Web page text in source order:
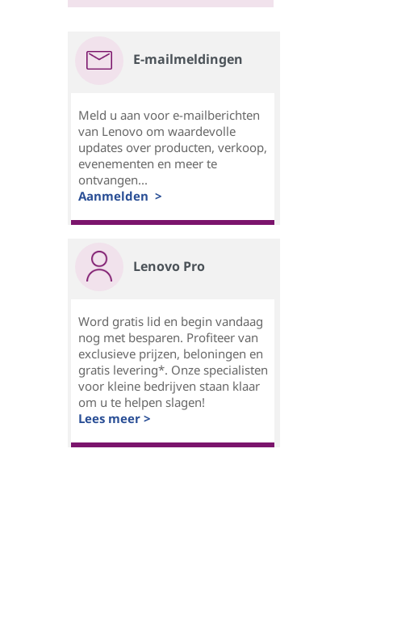
E-mailmeldingen
Meld u aan voor e-mailberichten
van Lenovo om waardevolle
updates over producten, verkoop,
evenementen en meer te
ontvangen...
Aanmelden >
Lenovo Pro
Word gratis lid en begin vandaag
nog met besparen. Profiteer van
exclusieve prijzen, beloningen en
gratis levering*. Onze specialisten
voor kleine bedrijven staan klaar
om u te helpen slagen!
Lees meer >